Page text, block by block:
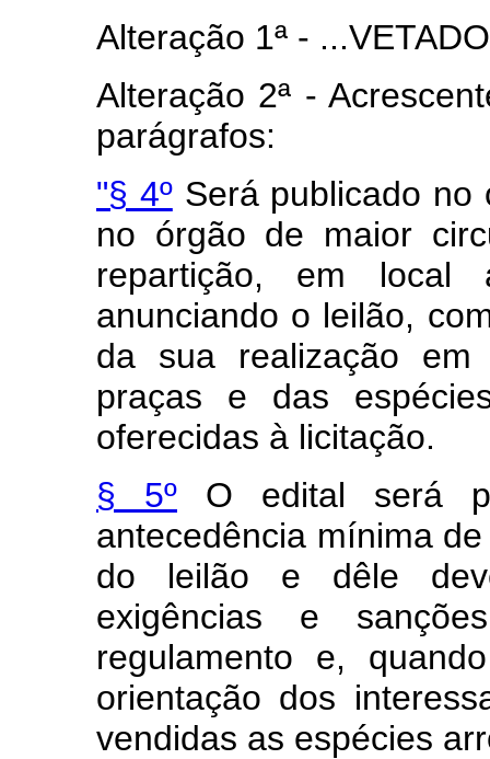
Alteração 1ª -
Alteração 2ª -
parágrafos:
"§ 4ºSerá publicado no
no órgão de maior
repartição, em local
anunciando o leilão,
da sua realização em
praças e das
oferecidas à licitação.
§ 5º O edital será
antecedência mínima
do leilão e dêle
exigências e
regulamento e,
orientação dos
vendidas as espécies